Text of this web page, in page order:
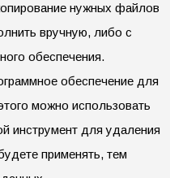
нужных файлов
вручную, либо с
обеспечения.
обеспечение для
можно использовать
инструмент для удаления
применять, тем